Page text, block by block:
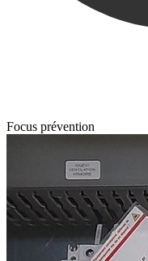
Focus prévention